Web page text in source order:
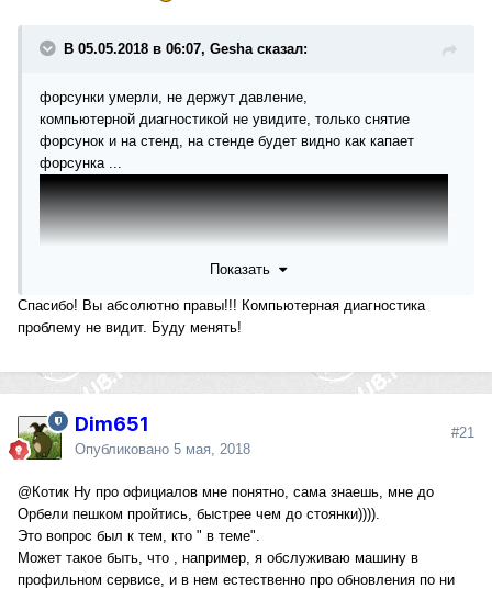
В 05.05.2018 в 06:07, Gesha сказал:
форсунки умерли, не держут давление,
компьютерной диагностикой не увидите, только снятие
форсунок и на стенд, на стенде будет видно как капает
форсунка ...
Показать
Спасибо! Вы абсолютно правы!!! Компьютерная диагностика
проблему не видит. Буду менять!
Dim651
Опубликовано 5 мая, 2018
#21
@Котик Ну про официалов мне понятно, сама знаешь, мне до
Орбели пешком пройтись, быстрее чем до стоянки)))).
Это вопрос был к тем, кто " в теме".
Может такое быть, что , например, я обслуживаю машину в
профильном сервисе, и в нем естественно про обновления по ни